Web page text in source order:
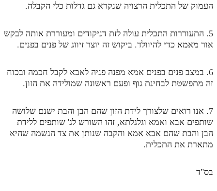
הזמן סט תע"ס
הזמן סט תלמוד עשר הספירות
ספרים להורדה
תלמוד עשר הספירות בעיון
תלמוד עשר הספירות חלק א
תע"ס חלק ב' עיון
תע"ס חלק ג' עיון
תלמוד עשר הספירות חלק ה
העמוק של התכלית הרצויה שנקרא גם גדלות כלי הקבלה.
5. התעוררות התכלית עולה לזת דניקודים ומעוררת אותה לבקש
אור מאמא כדי להיוולד. ביקוש זה יוצר זיווג של פנים בפנים.
6. במצב פנים בפנים אמא מפנה פניה לאבא לקבל חכמה ובכוח
זה מתפשטת לבחינת גוף ופעם ראשונה שמולידה את הזון.
7. אנו רואים שלצורך לידת הזון שהם הבן והבת ישנם שלושה
שותפים אבא ואמא וגלגלתא, זהו השורש לג' שותפים ללידת
הבן והבת שהם אבא אמא והקבה שנותן את צד הנשמה שהיא
מתארת את התכלית.
בס"ד